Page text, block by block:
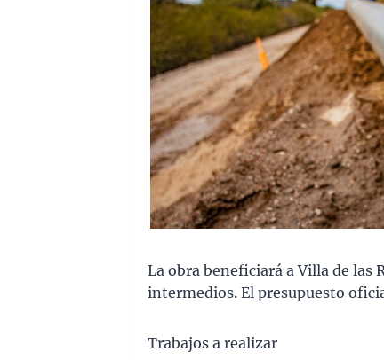
La obra beneficiará a Villa de las
intermedios. El presupuesto
Trabajos a realizar